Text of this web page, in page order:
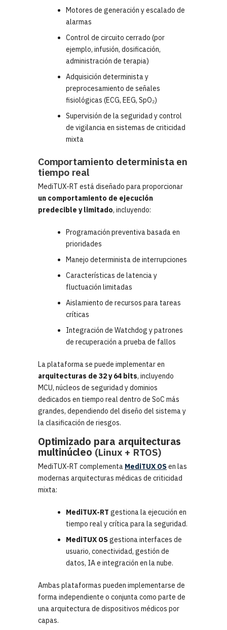
Motores de generación y escalado de
alarmas
Control de circuito cerrado (por
ejemplo, infusión, dosificación,
administración de terapia)
Adquisición determinista y
preprocesamiento de señales
fisiológicas (ECG, EEG, SpO₂)
Supervisión de la seguridad y control
de vigilancia en sistemas de criticidad
mixta
Comportamiento determinista en
tiempo real
MediTUX-RT está diseñado para proporcionar
un comportamiento de ejecución
predecible y limitado, incluyendo:
Programación preventiva basada en
prioridades
Manejo determinista de interrupciones
Características de latencia y
fluctuación limitadas
Aislamiento de recursos para tareas
críticas
Integración de Watchdog y patrones
de recuperación a prueba de fallos
La plataforma se puede implementar en
arquitecturas de 32 y 64 bits, incluyendo
MCU, núcleos de seguridad y dominios
dedicados en tiempo real dentro de SoC más
grandes, dependiendo del diseño del sistema y
la clasificación de riesgos.
Optimizado para arquitecturas
multinúcleo (Linux + RTOS)
MediTUX-RT complementa MediTUX OSen las
modernas arquitecturas médicas de criticidad
mixta:
MediTUX-RT gestiona la ejecución en
tiempo real y crítica para la seguridad.
MediTUX OSgestiona interfaces de
usuario, conectividad, gestión de
datos, IA e integración en la nube.
Ambas plataformas pueden implementarse de
forma independiente o conjunta como parte de
una arquitectura de dispositivos médicos por
capas.